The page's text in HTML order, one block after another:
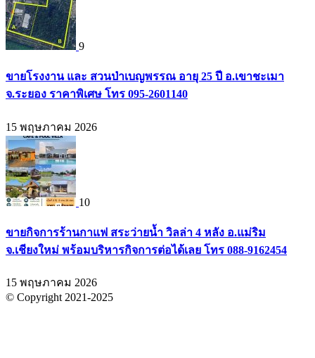
9
ขายโรงงาน และ สวนป่าเบญพรรณ อายุ 25 ปี อ.เขาชะเมา
จ.ระยอง ราคาพิเศษ โทร 095-2601140
15 พฤษภาคม 2026
10
ขายกิจการร้านกาแฟ สระว่ายน้ำ วิลล่า 4 หลัง อ.แม่ริม
จ.เชียงใหม่ พร้อมบริหารกิจการต่อได้เลย โทร 088-9162454
15 พฤษภาคม 2026
© Copyright 2021-2025